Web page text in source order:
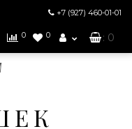
+7 (927) 460-01-01
0 0 : 0